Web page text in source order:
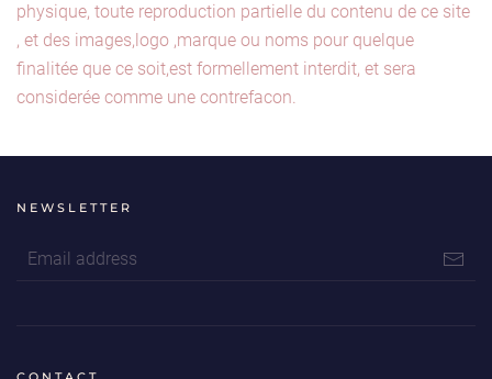
physique, toute reproduction partielle du contenu de ce site
, et des images,logo ,marque ou noms pour quelque
finalitée que ce soit,est formellement interdit, et sera
considerée comme une contrefacon.
NEWSLETTER